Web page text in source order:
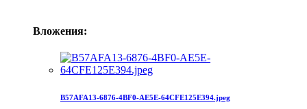
Вложения:
B57AFA13-6876-4BF0-AE5E-64CFE125E394.jpeg